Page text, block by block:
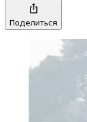
Поделиться